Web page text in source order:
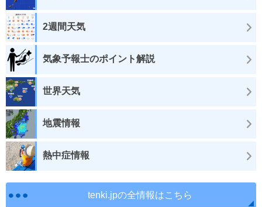
2週間天気
気象予報士のポイント解説
世界天気
地震情報
熱中症情報
tenki.jpの全情報はこちら